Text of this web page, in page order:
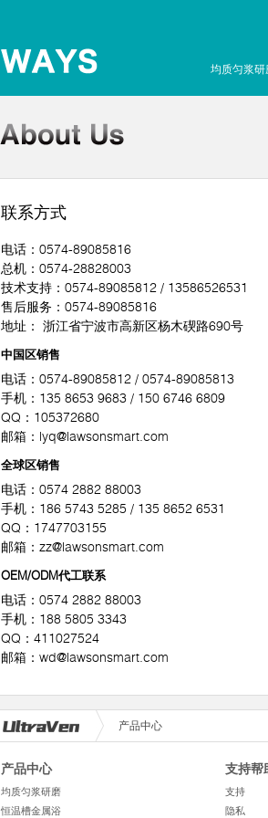
均质匀浆研
联系方式
电话：0574-89085816
总机：0574-28828003
技术支持：0574-89085812 / 13586526531
售后服务：0574-89085816
地址： 浙江省宁波市高新区杨木碶路690号
中国区销售
电话：0574-89085812 / 0574-89085813
手机：135 8653 9683 / 150 6746 6809
QQ：105372680
邮箱： lyq@lawsonsmart.com
全球区销售
电话：0574 2882 88003
手机：186 5743 5285 / 135 8652 6531
QQ：1747703155
邮箱： zz@lawsonsmart.com
OEM/ODM代工联系
电话：0574 2882 88003
手机：188 5805 3343
QQ：411027524
邮箱： wd@lawsonsmart.com
产品中心
产品中心
均质匀浆研磨
恒温槽金属浴
支持帮
支持
隐私